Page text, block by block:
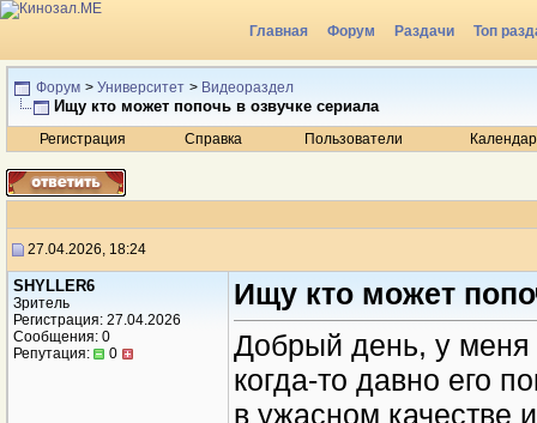
Главная Форум Раздачи Топ
Радио
Форум > Университет > Видеораздел
Ищу кто может попочь в озвучке сериала
Регистрация Справка Пользователи
27.04.2026, 18:24
SHYLLER6
Зритель
Регистрация: 27.04.2026
Сообщения: 0
Репутация:
0
Ищу кто может
Добрый день, у меня
когда-то давно его
в ужасном качестве